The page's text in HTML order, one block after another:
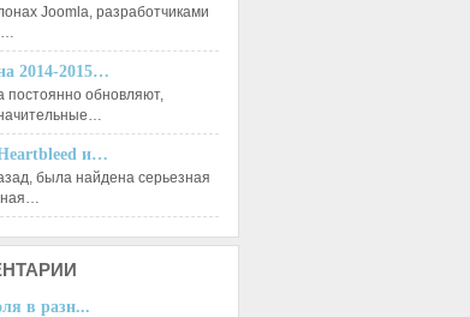
'',    'string');
Joomla, разработчиками
2014-2015…
постоянно обновляют,
и…
была найдена серьезная
в разн...